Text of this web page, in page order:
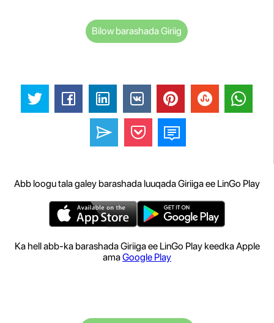
Bilow barashada Giriig
Abb loogu tala galey barashada luuqada Giriiga ee LinGo Play
Ka hell abb-ka barashada Giriiga ee LinGo Play keedka Apple
amaGoogle Play